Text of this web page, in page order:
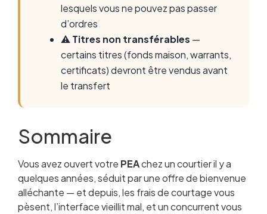
lesquels vous ne pouvez pas passer
d’ordres
⚠️ Titres non transférables —
certains titres (fonds maison, warrants,
certificats) devront être vendus avant
le transfert
Sommaire
Qu’est-ce que le transfert de PEA et comment
fonctionne-t-il ?
Pourquoi changer de courtier : les bonnes
raisons de transférer
Vous avez ouvert votre PEAchez un courtier il y a
quelques années, séduit par une offre de bienvenue
alléchante — et depuis, les frais de courtage vous
pèsent, l’interface vieillit mal, et un concurrent vous